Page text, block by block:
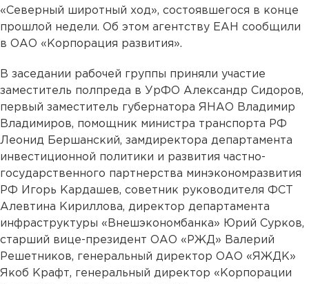
«Северный широтный ход», состоявшегося в конце
прошлой недели. Об этом агентству ЕАН сообщили
в ОАО «Корпорация развития».
В заседании рабочей группы приняли участие
заместитель полпреда в УрФО Александр Сидоров,
первый заместитель губернатора ЯНАО Владимир
Владимиров, помощник министра транспорта РФ
Леонид Бершанский, замдиректора департамента
инвестиционной политики и развития частно-
государственного партнерства минэкономразвития
РФ Игорь Кардашев, советник руководителя ФСТ
Алевтина Кириллова, директор департамента
инфраструктуры «Внешэкономбанка» Юрий Сурков,
старший вице-президент ОАО «РЖД» Валерий
Решетников, генеральный директор ОАО «ЯЖДК»
Якоб Крафт, генеральный директор «Корпорации